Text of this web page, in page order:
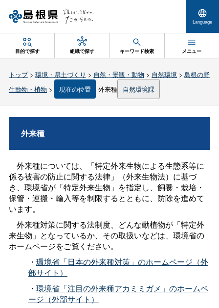
Language
目的で探す 組織で探す キーワード検索 メニュー
トップ> 環境・県土づくり > 自然・景観・動物 > 自然環境> 島根の野
生動物・植物 > 現在の位置 外来種 自然環境課
外来種
外来種については、「特定外来生物による生態系等に
係る被害の防止に関する法律」（外来生物法）に基づ
き、環境省が「特定外来生物」を指定し、飼養・栽培・
保管・運搬・輸入等を制限するとともに、防除を進めて
います。
外来種対策に関する法制度、どんな動植物が「特定外
来生物」となっているか、その取扱いなどは、環境省の
ホームページをご覧ください。
・ 環境省「日本の外来種対策」のホームページ（外
部サイト）
・ 環境省「注目の外来種アカミミガメ」のホームペ
ージ（外部サイト）